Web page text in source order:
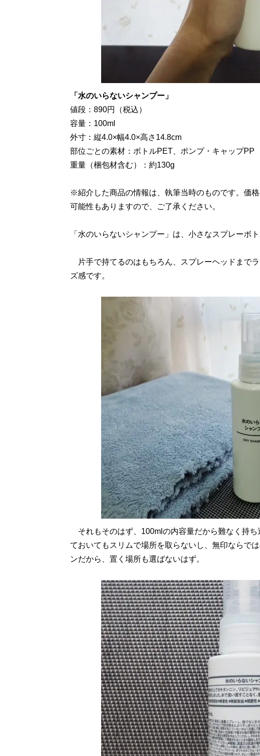
「水のいらないシャンプー」
値段：890円（税込）
容量：100ml
外寸：縦4.0×幅4.0×高さ14.8cm
部位ごとの素材：ボトルPET、ポンプ・キャップPP
重量（梱包材含む）：約130g
※紹介した商品の情報は、執筆当時のものです。価
可能性もありますので、ご了承ください。
「水のいらないシャンプー」は、小さなスプレーボト
片手で持てるのはもちろん、スプレーヘッドまで
ズ感です。
それもそのはず、100mlの内容量だから難なく持
ておいてもスリムで場所を取らないし、無印ならで
ンだから、置く場所も選ばないはず。